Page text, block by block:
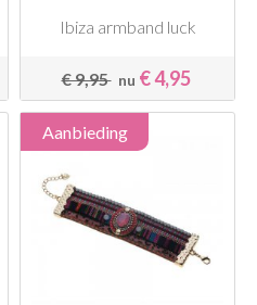
Ibiza armband luck
€ 9,95nu € 4,95
Aanbieding